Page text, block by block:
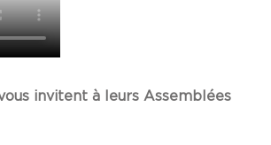
invitent à leurs Assemblées